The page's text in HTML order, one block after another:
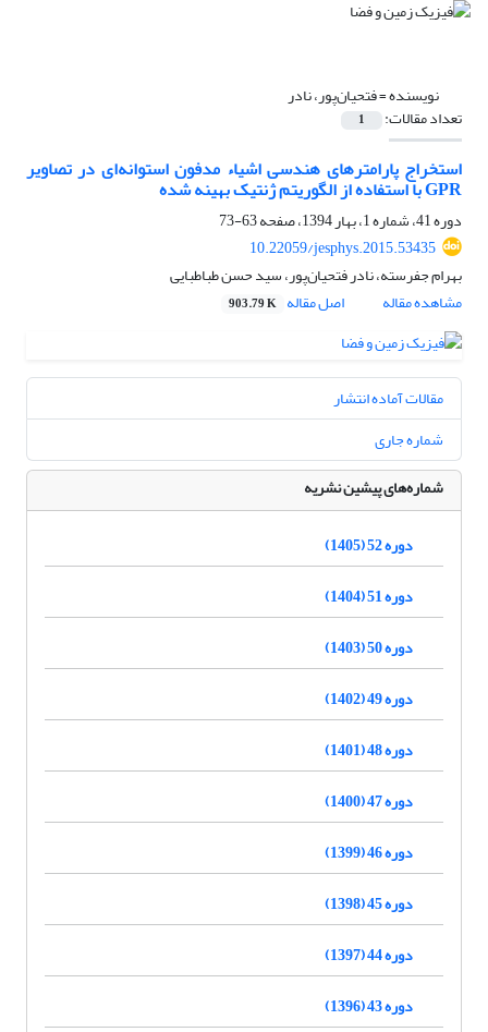
نویسنده =فتحیان‌پور، نادر
تعداد مقالات: 1
استخراج پارامترهای هندسی اشیاء مدفون استوانه‌‌ای در تصاویر
GPR با استفاده از الگوریتم ژنتیک بهینه شده
دوره 41، شماره 1، بهار 1394، صفحه
63-73
10.22059/jesphys.2015.53435
بهرام جفرسته، نادر فتحیان‌پور، سید حسن طباطبایی
مشاهده مقاله
اصل مقاله 903.79 K
مقالات آماده انتشار
شماره جاری
شماره‌های پیشین نشریه
دوره 52 (1405)
دوره 51 (1404)
دوره 50 (1403)
دوره 49 (1402)
دوره 48 (1401)
دوره 47 (1400)
دوره 46 (1399)
دوره 45 (1398)
دوره 44 (1397)
دوره 43 (1396)